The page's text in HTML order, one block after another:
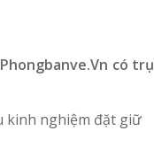
có trụ
kinh nghiệm đặt giữ